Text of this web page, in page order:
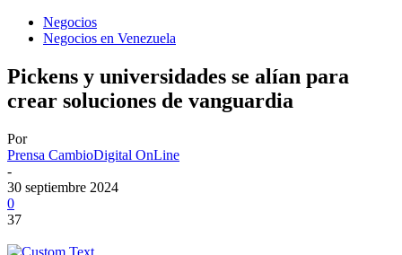
Negocios
Negocios en Venezuela
Pickens y universidades se alían para
crear soluciones de vanguardia
Por
Prensa CambioDigital OnLine
-
30 septiembre 2024
0
37